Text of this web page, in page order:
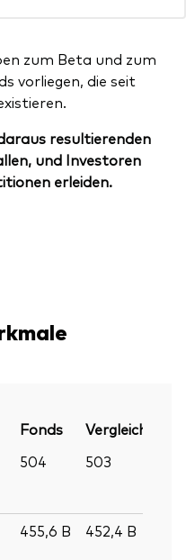
zum Beta und zum
vorliegen, die seit
resultierenden
und Investoren
erleiden.
Fonds
504 503
455,6 B 452,4 B